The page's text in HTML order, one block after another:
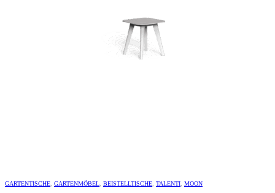
GARTENTISCHE GARTENMÖBEL BEISTELLTISCHE TALENTI MOON